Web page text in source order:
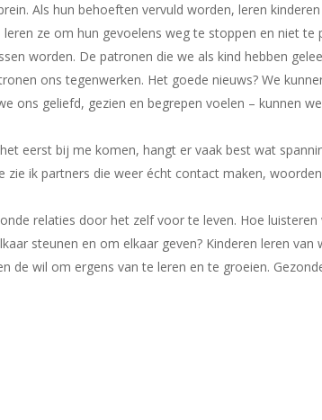
Als hun behoeften vervuld worden, leren
ze om hun gevoelens weg te stoppen en niet te
worden. De patronen die we als kind hebben
ons tegenwerken. Het goede nieuws? We
ons geliefd, gezien en begrepen voelen – kunnen
eerst bij me komen, hangt er vaak best wat
zie ik partners die weer écht contact maken,
relaties door het zelf voor te leven. Hoe
steunen en om elkaar geven? Kinderen leren
wil om ergens van te leren en te groeien.